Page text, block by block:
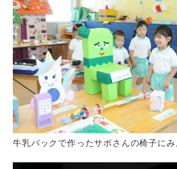
牛乳パックで作ったサボさんの椅子にみ